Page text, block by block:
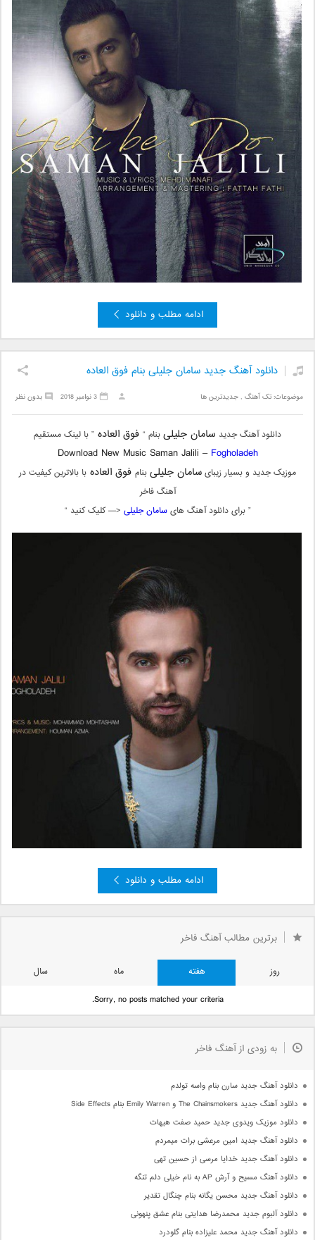
ادامه مطلب و دانلود
دانلود آهنگ جدید سامان جلیلی بنام فوق العاده
موضوعات:تک آهنگ ,جدیدترین ها بدون نظر 3 نوامبر 2018
دانلود آهنگ جدید سامان جلیلیبنام “ فوق العاده ” با لینک مستقیم
Download New Music Saman Jalili – Fogholadeh
موزیک جدید و بسیار زیبایسامان جلیلیبنام فوق العاده با بالاترین کیفیت در
آهنگ فاخر
” برای دانلود آهنگ هایسامان جلیلی <— کلیک کنید “
ادامه مطلب و دانلود
برترین مطالب آهنگ فاخر
روز هفته ماه
سال
Sorry, no posts matched your criteria.
به زودی از آهنگ فاخر
دانلود آهنگ جدید سارن بنام واسه تولدم
دانلود آهنگ جدید The Chainsmokers و Emily Warren بنام Side Effects
دانلود موزیک ویدوی جدید حمید صفت هیهات
دانلود آهنگ جدید امین مرعشی برات میمردم
دانلود آهنگ جدید خدایا مرسی از حسین تهی
دانلود آهنگ مسیح و آرش AP به نام خیلی دلم تنگه
دانلود آهنگ جدید محسن یگانه بنام چنگال تقدیر
دانلود آلبوم جدید محمدرضا هدایتی بنام عشق پنهونی
دانلود آهنگ جدید محمد علیزاده بنام گلودرد